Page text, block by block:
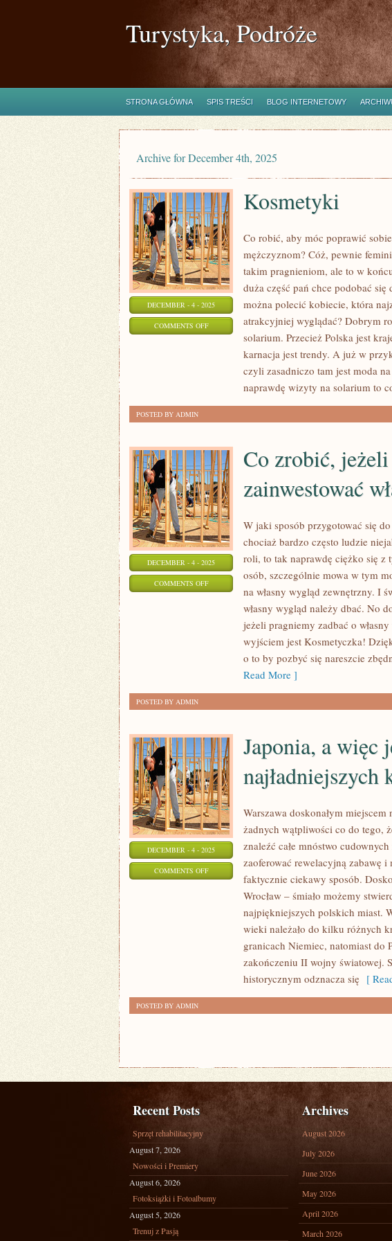
Turystyka, Podróże
STRONA GŁÓWNA SPIS TREŚCI BLOG INTERNETOWY
Archive for December 4th, 2025
DECEMBER - 4 - 2025
COMMENTS OFFON
KOSMETYKI
Kosmetyki
Co robić, aby móc poprawić
mężczyznom? Cóż, pewnie
takim pragnieniom, ale to w
duża część pań chce podobać
można polecić kobiecie, która
atrakcyjniej wyglądać? Dobrym
solarium. Przecież Polska jest
karnacja jest trendy. A już w
czyli zasadniczo tam jest moda
naprawdę wizyty na solarium to
POSTED BY ADMIN
DECEMBER - 4 - 2025
COMMENTS OFFON
Co zrobić,
zainwestować
W jaki sposób przygotować się
chociaż bardzo często ludzie
roli, to tak naprawdę ciężko się z
osób, szczególnie mowa w tym
na własny wygląd zewnętrzny. I
własny wygląd należy dbać. No
jeżeli pragniemy zadbać o
wyjściem jest Kosmetyczka!
o to by pozbyć się nareszcie
Read More ]
POSTED BY ADMIN
DECEMBER - 4 - 2025
COMMENTS OFFON
NAJŁADNIEJSZYCH
Japonia, a więc
najładniejszych
Warszawa doskonałym
żadnych wątpliwości co do tego,
znaleźć całe mnóstwo
zaoferować rewelacyjną zabawę
faktycznie ciekawy sposób.
Wrocław – śmiało możemy
najpiękniejszych polskich miast.
wieki należało do kilku różnych
granicach Niemiec, natomiast do
zakończeniu II wojny światowej.
historycznym odznacza się [
POSTED BY ADMIN
Recent Posts
Sprzęt rehabilitacyjny
August 7, 2026
Nowości i Premiery
August 6, 2026
Fotoksiążki i Fotoalbumy
August 5, 2026
Trenuj z Pasją
Archives
August 2026
July 2026
June 2026
May 2026
April 2026
March 2026